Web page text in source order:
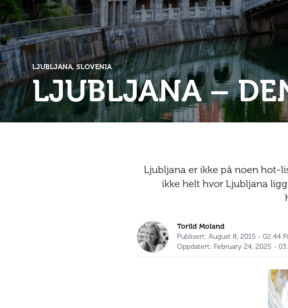
LJUBLJANA, SLOVENIA
LJUBLJANA –
Ljubljana er ikke på noen hot-
ikke helt hvor Ljubljana
Torild Moland
Publisert: August 8, 2015 - 02:44
Oppdatert: February 24, 2025 -